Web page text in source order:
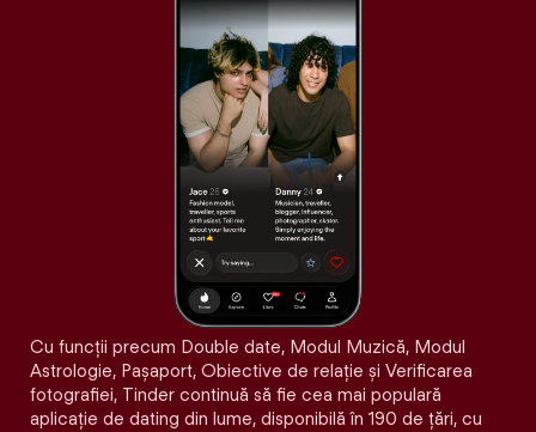
Cu funcții precum Double date, Modul Muzică, Modul
Astrologie, Pașaport, Obiective de relație și Verificarea
fotografiei, Tinder continuă să fie cea mai populară
aplicație de dating din lume, disponibilă în 190 de țări, cu